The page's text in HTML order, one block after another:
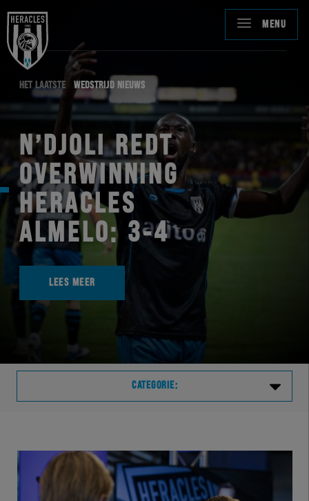
MENU
HET LAATSTE WEDSTRIJD NIEUWS
N’DJOLI REDT
OVERWINNING
HERACLES
ALMELO: 3-4
LEES MEER
CATEGORIE:
VVVHER